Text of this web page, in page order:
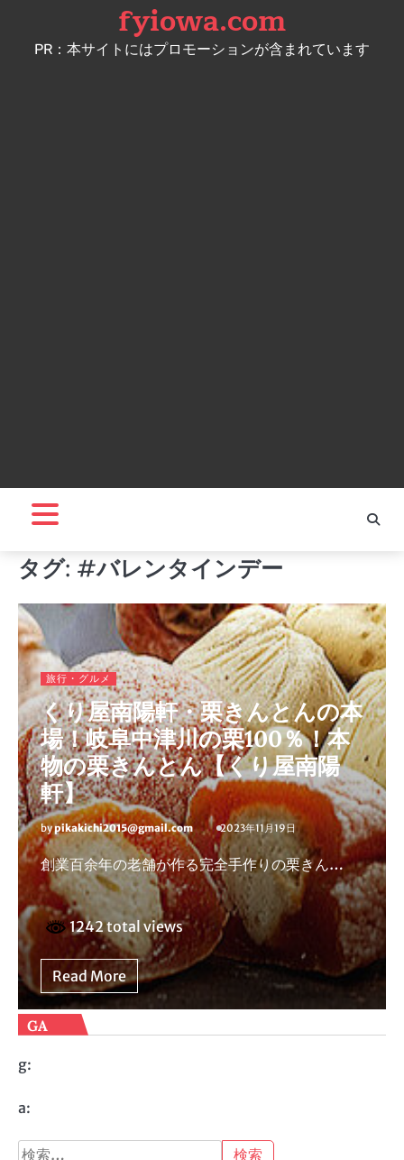
content
fyiowa.com
PR：本サイトにはプロモーションが含まれています
タグ: #バレンタインデー
旅行・グルメ
くり屋南陽軒・栗きんとんの本
場！岐阜中津川の栗100％！本
物の栗きんとん【くり屋南陽
軒】
bypikakichi2015@gmail.com 2023年11月19日
創業百余年の老舗が作る完全手作りの栗きん…
1242 total views
Read More
GA
g:
a:
検